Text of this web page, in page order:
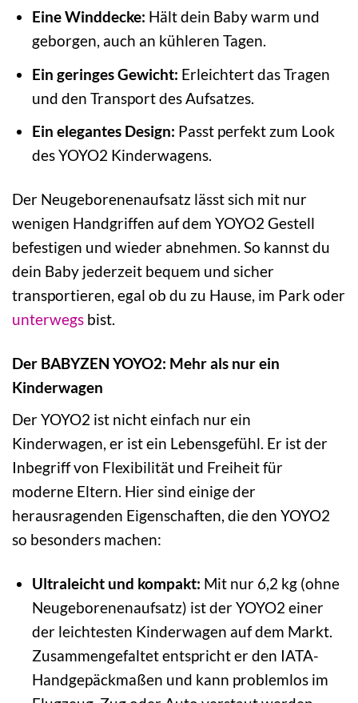
Eine Winddecke: Hält dein Baby warm und
geborgen, auch an kühleren Tagen.
Ein geringes Gewicht: Erleichtert das Tragen
und den Transport des Aufsatzes.
Ein elegantes Design: Passt perfekt zum Look
des YOYO2 Kinderwagens.
Der Neugeborenenaufsatz lässt sich mit nur
wenigen Handgriffen auf dem YOYO2 Gestell
befestigen und wieder abnehmen. So kannst du
dein Baby jederzeit bequem und sicher
transportieren, egal ob du zu Hause, im Park oder
unterwegs bist.
Der BABYZEN YOYO2: Mehr als nur ein
Kinderwagen
Der YOYO2 ist nicht einfach nur ein
Kinderwagen, er ist ein Lebensgefühl. Er ist der
Inbegriff von Flexibilität und Freiheit für
moderne Eltern. Hier sind einige der
herausragenden Eigenschaften, die den YOYO2
so besonders machen:
Ultraleicht und kompakt: Mit nur 6,2 kg (ohne
Neugeborenenaufsatz) ist der YOYO2 einer
der leichtesten Kinderwagen auf dem Markt.
Zusammengefaltet entspricht er den IATA-
Handgepäckmaßen und kann problemlos im